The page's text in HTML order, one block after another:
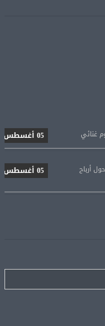
05 أغسطس
الممتاز 21 أغسطس.. وقمة الزمالك